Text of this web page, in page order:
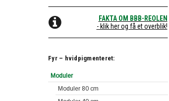
FAKTA OM BBB-REOLEN
- klik her og få et overblik!
Fyr – hvidpigmenteret:
Moduler
Moduler 80 cm